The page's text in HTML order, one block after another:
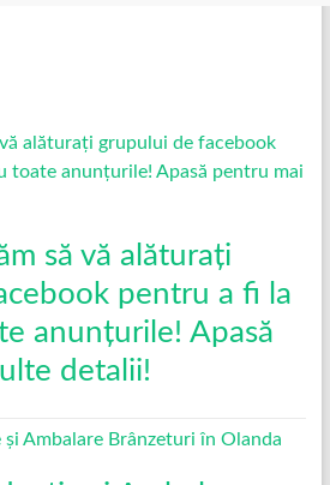
să vă alăturați
pentru a fi la
anunțurile! Apasă
detalii!